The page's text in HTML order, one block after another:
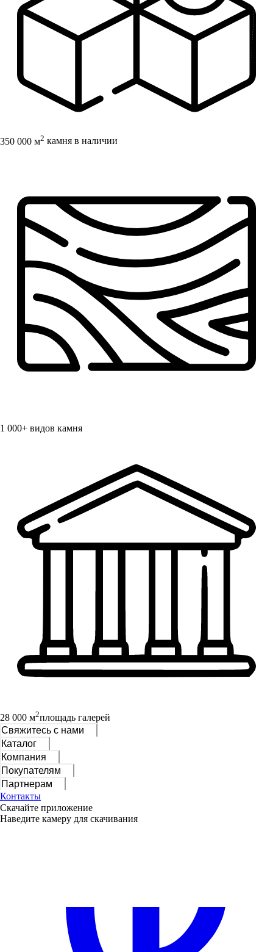
350 000 м2 камня в наличии
1 000+ видов камня
28 000 м2площадь галерей
Свяжитесь с нами
Каталог
Компания
Покупателям
Партнерам
Контакты
Скачайте приложение
Наведите камеру для скачивания